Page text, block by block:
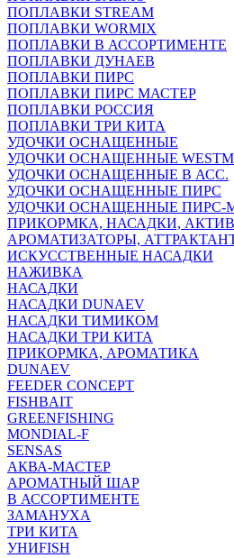
ПОПЛАВКИ STREAM
ПОПЛАВКИ WORMIX
ПОПЛАВКИ В АССОРТИМЕНТЕ
ПОПЛАВКИ ДУНАЕВ
ПОПЛАВКИ ПИРС
ПОПЛАВКИ ПИРС МАСТЕР
ПОПЛАВКИ РОССИЯ
ПОПЛАВКИ ТРИ КИТА
УДОЧКИ ОСНАЩЕННЫЕ
УДОЧКИ ОСНАЩЕННЫЕ
УДОЧКИ ОСНАЩЕННЫЕ В АСС.
УДОЧКИ ОСНАЩЕННЫЕ ПИРС
УДОЧКИ ОСНАЩЕННЫЕ ПИРС-
ПРИКОРМКА, НАСАДКИ,
АРОМАТИЗАТОРЫ,
ИСКУССТВЕННЫЕ НАСАДКИ
НАЖИВКА
НАСАДКИ
НАСАДКИ DUNAEV
НАСАДКИ ТИМИКОМ
НАСАДКИ ТРИ КИТА
ПРИКОРМКА, АРОМАТИКА
DUNAEV
FEEDER CONCEPT
FISHBAIT
GREENFISHING
MONDIAL-F
SENSAS
АКВА-МАСТЕР
АРОМАТНЫЙ ШАР
В АССОРТИМЕНТЕ
ЗАМАНУХА
ТРИ КИТА
УНИFISH